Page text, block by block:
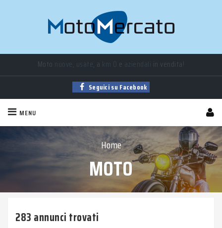
Moto nuove usate , a km 0 e aziendali in vendita!
Seguici su Facebook
MENU
Home
MOTO
283 annunci trovati